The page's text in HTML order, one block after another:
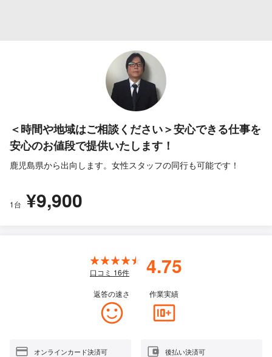
＜時間や地域はご相談ください＞安心できる仕事を
安心のお値段で提供いたします！
鹿児島県から出向します。女性スタッフの同行も可能です！
1台 ¥9,900
口コミ 16件 4.75
返答の速さ 作業実績
オンラインカード決済可 後払い決済可